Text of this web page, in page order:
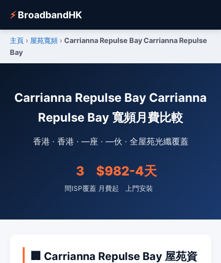
⚡BroadbandHK
主頁 › 屋苑寬頻 › Carrianna Repulse Bay Carrianna Repulse
Bay
Carrianna Repulse Bay Carrianna
Repulse Bay 寬頻月費比較
香港 · 香港 · —座 · —伙 · 全屋苑光纖覆蓋
3
間ISP覆蓋
$98
月費起
2-4天
上門安裝
🏢 Carrianna Repulse Bay 屋苑資